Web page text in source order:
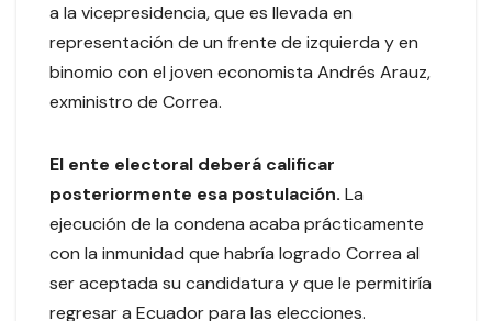
a la vicepresidencia, que es llevada en
representación de un frente de izquierda y en
binomio con el joven economista Andrés Arauz,
exministro de Correa.
El ente electoral deberá calificar
posteriormente esa postulación. La
ejecución de la condena acaba prácticamente
con la inmunidad que habría logrado Correa al
ser aceptada su candidatura y que le permitiría
regresar a Ecuador para las elecciones.